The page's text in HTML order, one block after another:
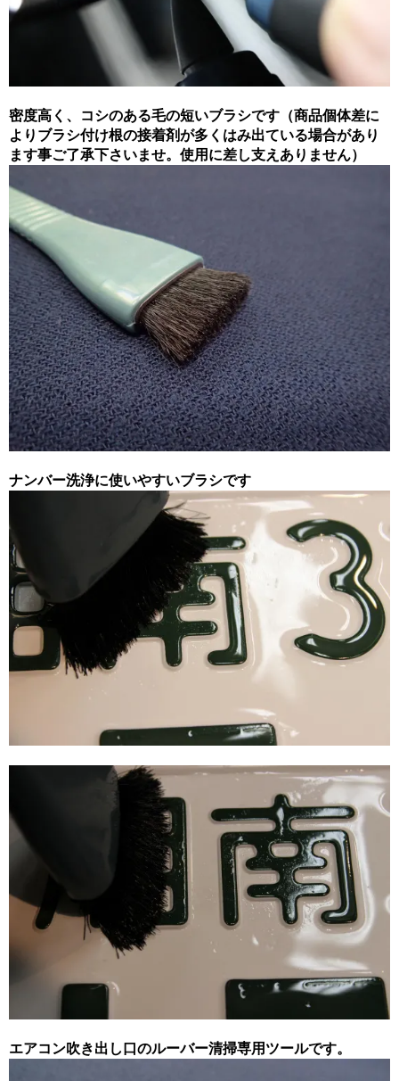
密度高く、コシのある毛の短いブラシです（商品個体差に
よりブラシ付け根の接着剤が多くはみ出ている場合があり
ます事ご了承下さいませ。使用に差し支えありません）
ナンバー洗浄に使いやすいブラシです
エアコン吹き出し口のルーバー清掃専用ツールです。